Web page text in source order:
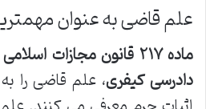
علم قاضی به عنوان
ماده ۲۱۷ قانون مجازات اسلامی
دادرسی کیفری، علم قاضی را